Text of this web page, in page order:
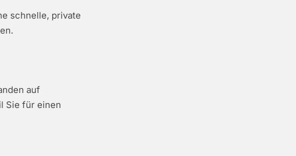
schnelle, private
auf
Sie für einen